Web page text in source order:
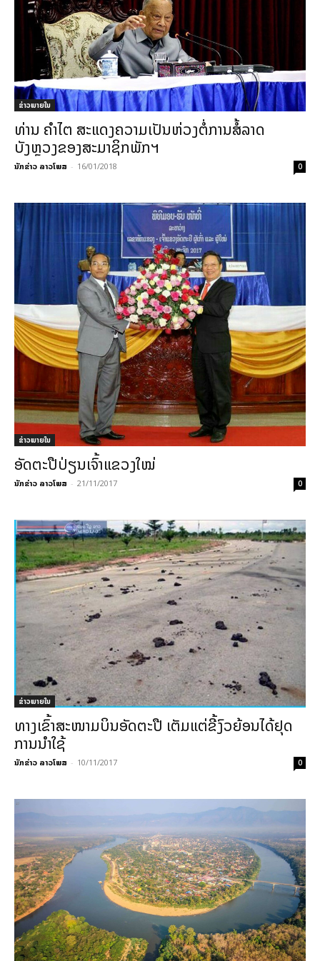
ຂ່າວພາຍ​ໃນ
ທ່ານ ຄໍາໄຕ ສະແດງຄວາມເປັນຫ່ວງຕໍ່ການສໍ້ລາດ
ບັງຫຼວງຂອງສະມາຊິກພັກຯ
ນັກຂ່າວ ລາວໂພສ - 16/01/2018 0
ຂ່າວພາຍ​ໃນ
ອັດຕະປືປ່ຽນເຈົ້າແຂວງໃໝ່
ນັກຂ່າວ ລາວໂພສ - 21/11/2017 0
ຂ່າວພາຍ​ໃນ
ທາງເຂົ້າສະໜາມບິນອັດຕະປື ເຕັມແຕ່ຂີ້ງົວຍ້ອນໄດ້ຢຸດ
ການນຳໃຊ້
ນັກຂ່າວ ລາວໂພສ - 10/11/2017 0